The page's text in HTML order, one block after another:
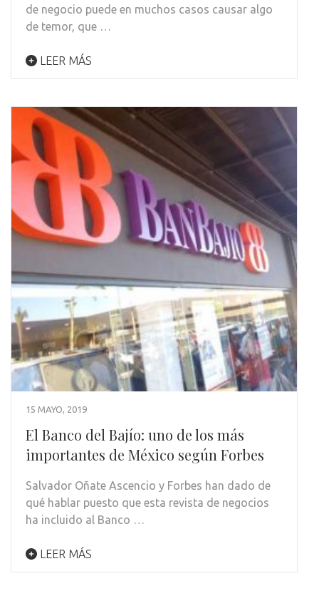
de negocio puede en muchos casos causar algo
de temor, que …
LEER MÁS
15 MAYO, 2019
El Banco del Bajío: uno de los más
importantes de México según Forbes
Salvador Oñate Ascencio y Forbes han dado de
qué hablar puesto que esta revista de negocios
ha incluido al Banco …
LEER MÁS